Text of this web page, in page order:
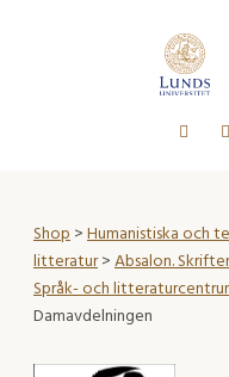
Shop>Humanistiska och
litteratur>Absalon.
Språk- och
Damavdelningen